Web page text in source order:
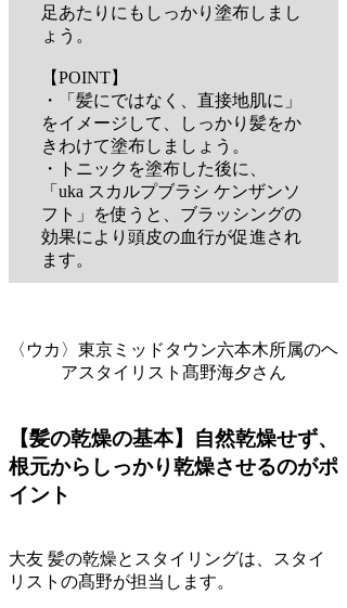
足あたりにもしっかり塗布しまし
ょう。
【POINT】
・「髪にではなく、直接地肌に」
をイメージして、しっかり髪をか
きわけて塗布しましょう。
・トニックを塗布した後に、
「uka スカルプブラシ ケンザンソ
フト」を使うと、ブラッシングの
効果により頭皮の血行が促進され
ます。
〈ウカ〉東京ミッドタウン六本木所属のヘ
アスタイリスト髙野海夕さん
【髪の乾燥の基本】自然乾燥せず、
根元からしっかり乾燥させるのがポ
イント
大友 髪の乾燥とスタイリングは、スタイ
リストの髙野が担当します。